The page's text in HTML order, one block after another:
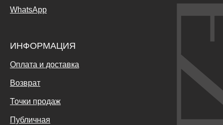
WhatsApp
ИНФОРМАЦИЯ
Оплата и доставка
Возврат
Точки продаж
Публичная